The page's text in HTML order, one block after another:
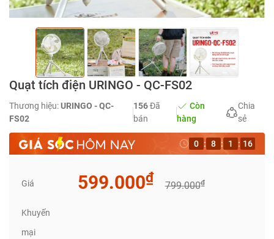
Quạt tích điện URINGO - QC-FS02
Thương hiệu:URINGO - QC-
FS02
156 Đã
bán
Còn
hàng
Chia
sẻ
0 : 8 : 1 : 16
Giá 599.000₫
799.000₫
Khuyến
mại